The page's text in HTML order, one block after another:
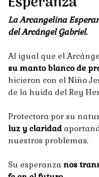
La Arcangelina
del Arcángel Gabriel.
Al igual que el
su manto blanco de
hicieron con el Niño
de la huida del Rey
Protectora por su
luz y claridad
nuestros problemas.
Su esperanzanos